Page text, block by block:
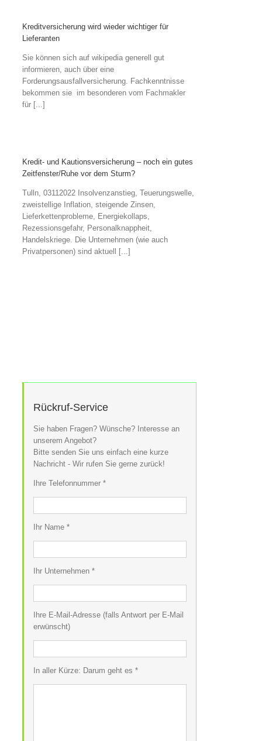
Kreditversicherung wird wieder wichtiger für
Lieferanten
Sie können sich auf wikipedia generell gut
informieren, auch über eine
Forderungsausfallversicherung. Fachkenntnisse
bekommen sie im besonderen vom Fachmakler
für [...]
Kredit- und Kautionsversicherung – noch ein gutes
Zeitfenster/Ruhe vor dem Sturm?
Tulln, 03112022 Insolvenzanstieg, Teuerungswelle,
zweistellige Inflation, steigende Zinsen,
Lieferkettenprobleme, Energiekollaps,
Rezessionsgefahr, Personalknappheit,
Handelskriege. Die Unternehmen (wie auch
Privatpersonen) sind aktuell [...]
Rückruf-Service
Sie haben Fragen? Wünsche? Interesse an
unserem Angebot?
Bitte senden Sie uns einfach eine kurze
Nachricht - Wir rufen Sie gerne zurück!
Ihre Telefonnummer *
Ihr Name *
Ihr Unternehmen *
Ihre E-Mail-Adresse (falls Antwort per E-Mail
erwünscht)
In aller Kürze: Darum geht es *